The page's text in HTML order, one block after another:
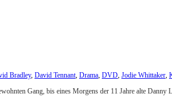
Bradley, David Tennant, Drama, DVD, Jodie Whittaker,
Gang, bis eines Morgens der 11 Jahre alte